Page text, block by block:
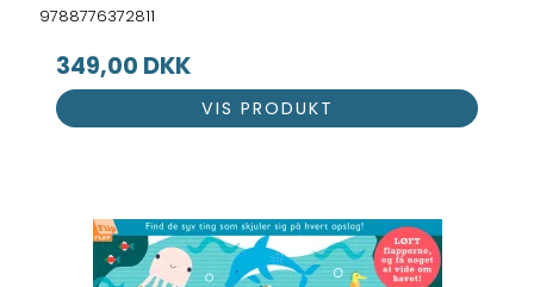
9788776372811
349,00 DKK
VIS PRODUKT